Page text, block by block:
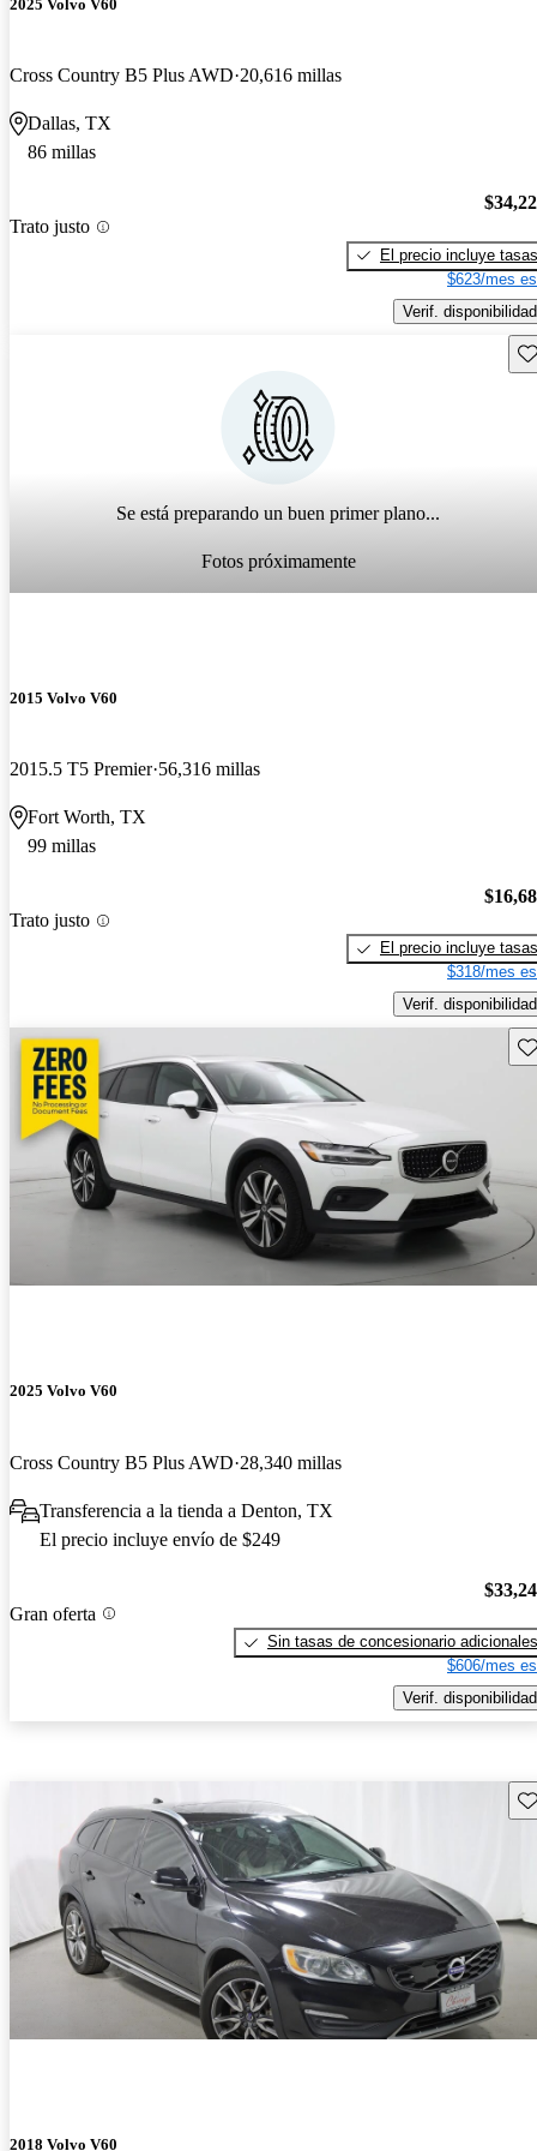
2025 Volvo V60
Cross Country B5 Plus AWD 20,616 millas
Dallas, TX
86 millas
Trato justo
El precio incluye tasas
$623/mes
Verif. disponibilidad
Se está preparando un buen primer plano...
Fotos próximamente
2015 Volvo V60
2015.5 T5 Premier 56,316 millas
Fort Worth, TX
99 millas
Trato justo
El precio incluye tasas
$318/mes
Verif. disponibilidad
2025 Volvo V60
Cross Country B5 Plus AWD 28,340 millas
Transferencia a la tienda a Denton, TX
El precio incluye envío de $249
Gran oferta
Sin tasas de concesionario adicionales
$606/mes
Verif. disponibilidad
2018 Volvo V60